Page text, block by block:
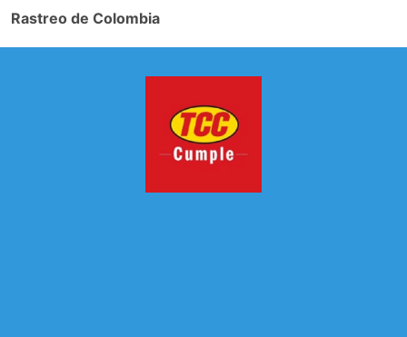
Rastreo de Colombia